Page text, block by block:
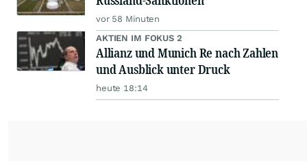
vor 58 Minuten
AKTIEN IM FOKUS 2
Allianz und Munich Re nach Zahlen
und Ausblick unter Druck
heute 18:14